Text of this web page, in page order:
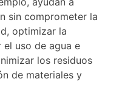
sin comprometer la
optimizar la
uso de agua e
los residuos
de materiales y